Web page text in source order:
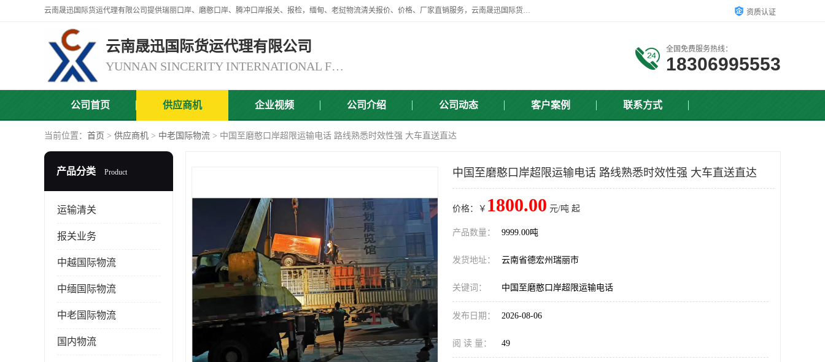
云南晟迅国际货运代理有限公司提供瑞丽口岸、磨憨口岸、腾冲口岸报关、报检，缅甸、老挝物流清关报价、价格、厂家直销服务，云南晟迅国际货运代理有限公司，由一支精通业务、经验丰富、责任心强的专业团队组建于,云南晟迅国际货运代理有限公司商铺。 资质认证
云南晟迅国际货运代理有限公司
YUNNAN SINCERITY INTERNATIONAL FREIGHT FOR WARDING CO.,LTD
全国免费服务热线：
18306995553
公司首页 供应商机 企业视频 公司介绍 公司动态 客户案例 联系方式
当前位置： 首页 > 供应商机 > 中老国际物流 > 中国至磨憨口岸超限运输电话 路线熟悉时效性强 大车直送直达
产品分类 Product
运输清关
报关业务
中越国际物流
中缅国际物流
中老国际物流
国内物流
中国至磨憨口岸超限运输电话 路线熟悉时效性强 大车直送直达
价格：￥ 1800.00 元/吨 起
产品数量： 9999.00吨
发货地址： 云南省德宏州瑞丽市
关键词： 中国至磨憨口岸超限运输电话
发布日期： 2026-08-06
阅 读 量： 49